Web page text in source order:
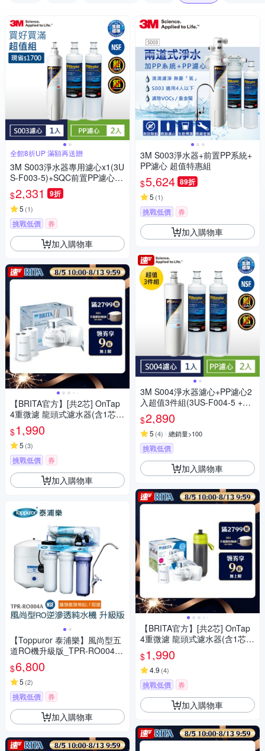
全館8折UP 滿額再送贈
3M S003淨水器專用濾心x1(3U
S-F003-5)+SQC前置PP濾心x2
【買就送好禮】
$2,331 9折
5 (1)
挑戰低價 券
加入購物車
【BRITA官方】[共2芯] OnTap
4重微濾 龍頭式濾水器(含1芯)
+濾芯1入
$1,990
5 (3)
挑戰低價 券
加入購物車
【Toppuror 泰浦樂】風尚型五
道RO機升級版_TPR-RO004A
(不含基本安裝)
$6,800
5 (2)
挑戰低價 券
加入購物車
3M S003淨水器+前置PP系統+
PP濾心 超值特惠組
$5,624 89折
5 (1)
挑戰低價 券
加入購物車
3M S004淨水器濾心+PP濾心2
入超值3件組(3US-F004-5 +F0
01-5)
$2,890
5 (4) 總銷量>100
挑戰低價
加入購物車
【BRITA官方】[共2芯] OnTap
4重微濾 龍頭式濾水器(含1芯)
+濾芯1入 贈運動濾水瓶(綠 含
濾芯片x1)
$1,990
4.9 (4)
挑戰低價 券
加入購物車